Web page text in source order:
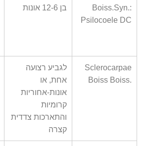
Boiss.Syn.:
Psilocoele DC
בן 12-6 אונות
Sclerocarpae
Boiss Boiss.
לגביע רצועה
אחת, או
אונות-אחוריות
קרומיות
והתארכות צדדית
קצרה